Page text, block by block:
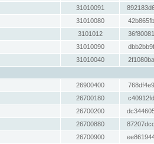
31010091
31010080
3101012
31010090
31010040
26900400
26700180
26700200
26700880
26700900